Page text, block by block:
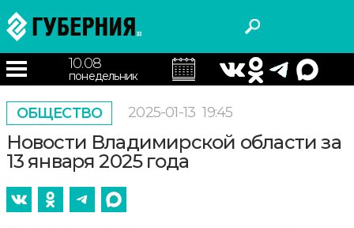
10.08
понедельник
ОБЩЕСТВО 2025-01-13 19:45
Новости Владимирской области за
13 января 2025 года